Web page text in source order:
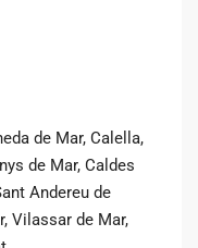
de Mar, Calella,
de Mar, Caldes
Andereu de
Vilassar de Mar,